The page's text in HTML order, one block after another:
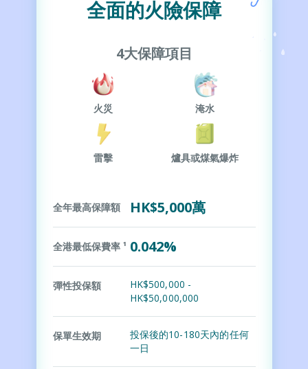
全面的火險保障
4大保障項目
火災 淹水
雷擊 爐具或煤氣爆炸
全年最高保障額 HK$5,000萬
全港最低保費率 ¹ 0.042%
彈性投保額
HK$500,000 -
HK$50,000,000
保單生效期
投保後的10-180天內的任何
一日